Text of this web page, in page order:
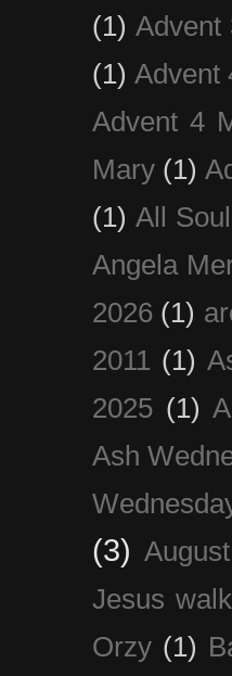
(1) Advent
(1) Advent
Advent 4
Mary (1)
(1) All
Angela
2026 (1)
2011 (1)
2025 (1)
Ash
(3)
Jesus
Orzy (1)